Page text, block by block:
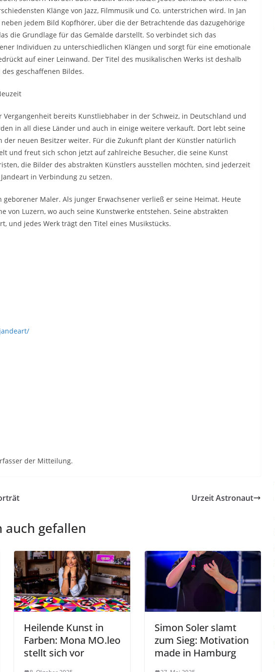
Klänge von Jazz, Filmmusik und Co. unterstrichen wird. In Jan
jedem Bild Kopfhörer, über die der Betrachtende das dazugehörige
die Grundlage für das Gemälde darstellt. So verbindet sich das
Individuen zu unterschiedlichen Klängen und sorgt für eine emotionale
auf einer Leinwand. Der Titel des musikalischen Werks ist deshalb
geschaffenen Bildes.
Vergangenheit bereits Kunstliebhaber in der Schweiz, in Deutschland und
in all diese Länder und auch in einige weitere verkauft. Dort lebt seine
der neuen Besitzer weiter. Für die Zukunft plant der Künstler natürlich
und freut sich schon jetzt auf zahlreiche Besucher, die seine Kunst
die Bilder des abstrakten Künstlers ausstellen möchten, sind jederzeit
in Verbindung zu setzen.
geborener Maler. Als junger Erwachsener verließ er seine Heimat. Heute
von Luzern, wo auch seine Kunstwerke entstehen. Seine abstrakten
und jedes Werk trägt den Titel eines Musikstücks.
der Mitteilung.
Urzeit Astronaut
auch gefallen
Heilende Kunst in
Farben: Mona MO.leo
stellt sich vor
Simon Soler slamt
zum Sieg: Motivation
made in Hamburg